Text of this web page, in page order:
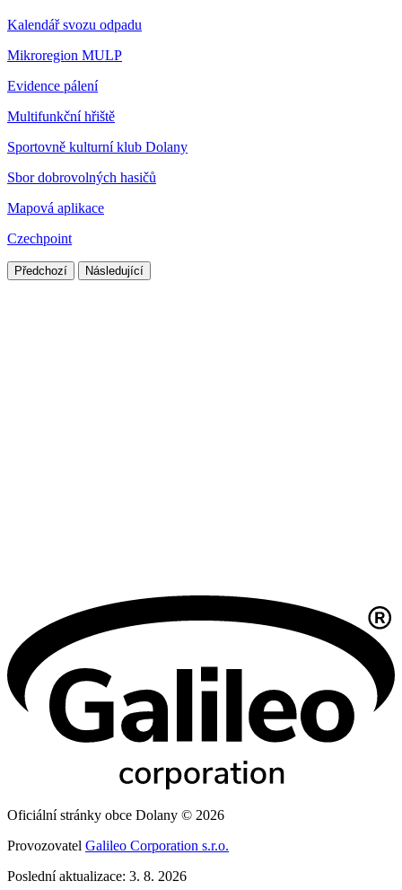
Kalendář svozu odpadu
Mikroregion MULP
Evidence pálení
Multifunkční hřiště
Sportovně kulturní klub Dolany
Sbor dobrovolných hasičů
Mapová aplikace
Czechpoint
Předchozí Následující
Oficiální stránky obce Dolany © 2026
Provozovatel Galileo Corporation s.r.o.
Poslední aktualizace: 3. 8. 2026